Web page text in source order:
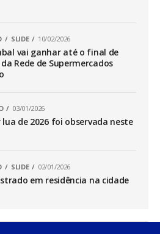
SLIDE 10/02/2026
vai ganhar até o final de
Rede de Supermercados
03/01/2026
de 2026 foi observada neste
SLIDE 02/01/2026
em residência na cidade